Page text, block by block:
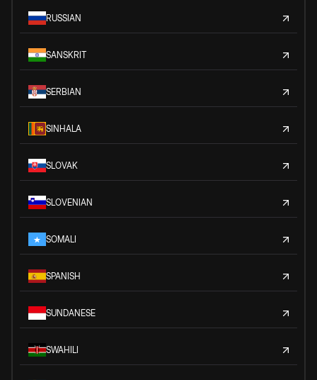
RUSSIAN
SANSKRIT
SERBIAN
SINHALA
SLOVAK
SLOVENIAN
SOMALI
SPANISH
SUNDANESE
SWAHILI